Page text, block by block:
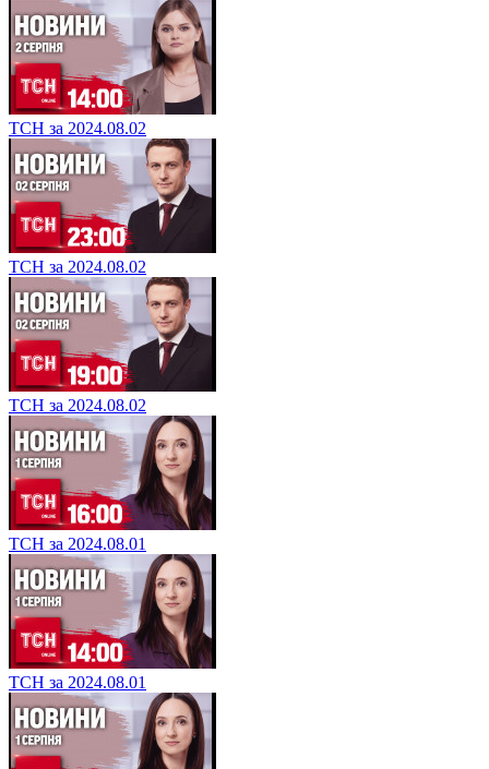
ТСН за 2024.08.02
ТСН за 2024.08.02
ТСН за 2024.08.02
ТСН за 2024.08.01
ТСН за 2024.08.01